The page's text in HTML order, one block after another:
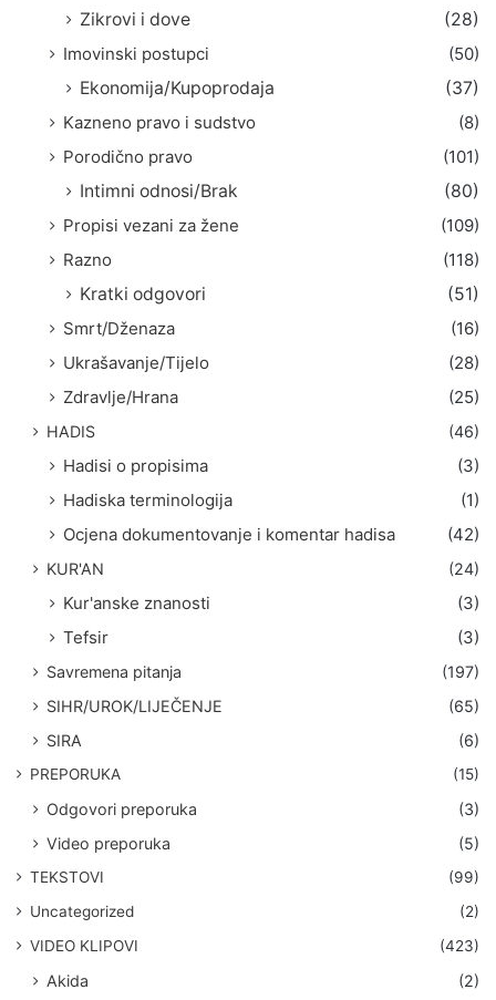
Zikrovi i dove
(28)
Imovinski postupci
(50)
Ekonomija/Kupoprodaja
(37)
Kazneno pravo i sudstvo
(8)
Porodično pravo
(101)
Intimni odnosi/Brak
(80)
Propisi vezani za žene
(109)
Razno
(118)
Kratki odgovori
(51)
Smrt/Dženaza
(16)
Ukrašavanje/Tijelo
(28)
Zdravlje/Hrana
(25)
HADIS (46)
Hadisi o propisima
(3)
Hadiska terminologija
(1)
Ocjena dokumentovanje i komentar hadisa
(42)
KUR'AN (24)
Kur'anske znanosti
(3)
Tefsir
(3)
Savremena pitanja
(197)
SIHR/UROK/LIJEČENJE
(65)
SIRA
(6)
PREPORUKA (15)
Odgovori preporuka
(3)
Video preporuka
(5)
TEKSTOVI
(99)
Uncategorized
(2)
VIDEO KLIPOVI
(423)
Akida
(2)